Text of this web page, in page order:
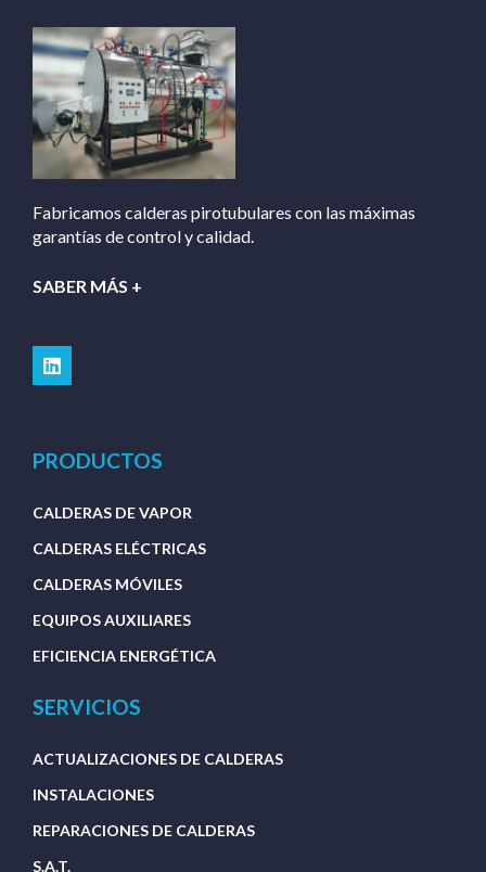
Fabricamos calderas pirotubulares con las máximas
garantías de control y calidad.
SABER MÁS +
PRODUCTOS
CALDERAS DE VAPOR
CALDERAS ELÉCTRICAS
CALDERAS MÓVILES
EQUIPOS AUXILIARES
EFICIENCIA ENERGÉTICA
SERVICIOS
ACTUALIZACIONES DE CALDERAS
INSTALACIONES
REPARACIONES DE CALDERAS
S.A.T.